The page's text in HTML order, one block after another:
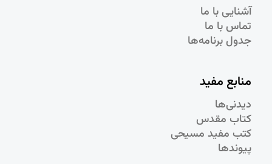
آشنایی با ما
تماس با ما
جدول برنامه‌ها
منابع مفید
دیدنی‌ها
کتاب مقدس
کتب مفید مسیحی
پیوندها